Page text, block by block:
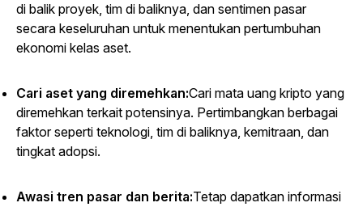
di balik proyek, tim di baliknya, dan sentimen pasar
secara keseluruhan untuk menentukan pertumbuhan
ekonomi kelas aset.
Cari aset yang diremehkan:Cari mata uang kripto yang
diremehkan terkait potensinya. Pertimbangkan berbagai
faktor seperti teknologi, tim di baliknya, kemitraan, dan
tingkat adopsi.
Awasi tren pasar dan berita:Tetap dapatkan informasi